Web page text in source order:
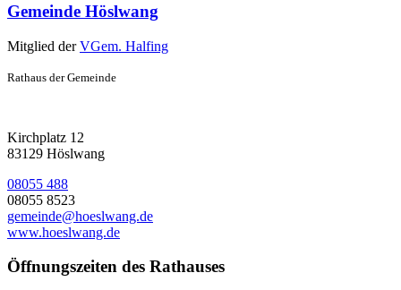
Gemeinde Höslwang
Mitglied derVGem. Halfing
Rathaus der Gemeinde
Kirchplatz 12
83129 Höslwang
08055 488
08055 8523
gemeinde@hoeslwang.de
www.hoeslwang.de
Öffnungszeiten des Rathauses